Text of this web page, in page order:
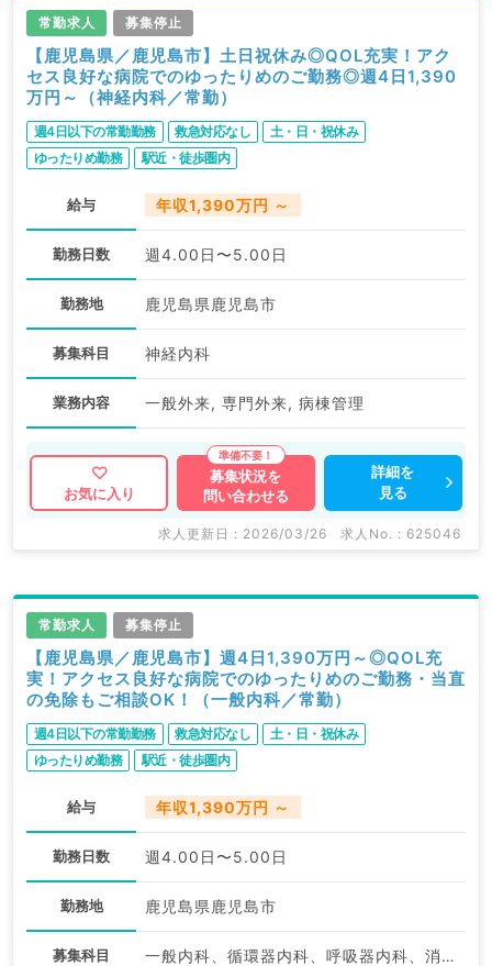
常勤求人 募集停止
【鹿児島県／鹿児島市】土日祝休み◎QOL充実！アク
セス良好な病院でのゆったりめのご勤務◎週4日1,390
万円～（神経内科／常勤）
週4日以下の常勤勤務 救急対応なし
土・日・祝休み
ゆったりめ勤務
駅近・徒歩圏内
給与 年収1,390万円 ～
勤務日数 週4.00日〜5.00日
勤務地 鹿児島県鹿児島市
募集科目 神経内科
業務内容 一般外来, 専門外来, 病棟管理
お気に入り
募集状況を
問い合わせる
詳細を
見る
求人更新日 : 2026/03/26 求人No. : 625046
常勤求人 募集停止
【鹿児島県／鹿児島市】週4日1,390万円～◎QOL充
実！アクセス良好な病院でのゆったりめのご勤務・当直
の免除もご相談OK！（一般内科／常勤）
週4日以下の常勤勤務 救急対応なし
土・日・祝休み
ゆったりめ勤務
駅近・徒歩圏内
給与 年収1,390万円 ～
勤務日数 週4.00日〜5.00日
勤務地 鹿児島県鹿児島市
募集科目 一般内科、循環器内科、呼吸器内科、消化器内科、内分泌・代謝内科